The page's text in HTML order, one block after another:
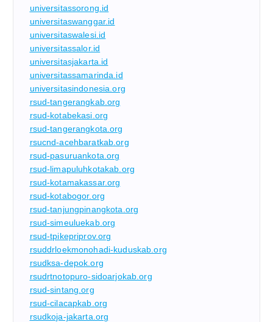
universitassorong.id
universitaswanggar.id
universitaswalesi.id
universitassalor.id
universitasjakarta.id
universitassamarinda.id
universitasindonesia.org
rsud-tangerangkab.org
rsud-kotabekasi.org
rsud-tangerangkota.org
rsucnd-acehbaratkab.org
rsud-pasuruankota.org
rsud-limapuluhkotakab.org
rsud-kotamakassar.org
rsud-kotabogor.org
rsud-tanjungpinangkota.org
rsud-simeuluekab.org
rsud-tpikepriprov.org
rsuddrloekmonohadi-kuduskab.org
rsudksa-depok.org
rsudrtnotopuro-sidoarjokab.org
rsud-sintang.org
rsud-cilacapkab.org
rsudkoja-jakarta.org